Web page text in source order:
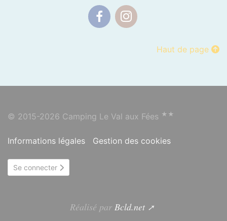
Haut de page
© 2015-2026 Camping Le Val aux Fées ★★
Informations légales Gestion des cookies
Se connecter
Réalisé par Bcld.net